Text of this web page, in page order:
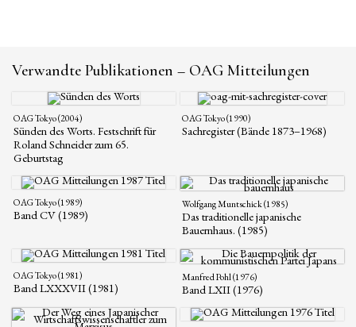
Verwandte Publikationen – OAG Mitteilungen
OAG Tokyo (2004)
Sünden des Worts. Festschrift für
Roland Schneider zum 65.
Geburtstag
OAG Tokyo (1990)
Sachregister (Bände 1873–1968)
OAG Tokyo (1989)
Band CV (1989)
Wolfgang Muntschick (1985)
Das traditionelle japanische
Bauernhaus. (1985)
OAG Tokyo (1981)
Band LXXXVII (1981)
Manfred Pohl (1976)
Band LXII (1976)